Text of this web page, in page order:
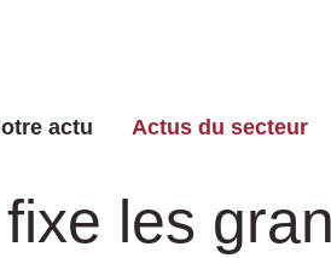
actu Actus du secteur
les